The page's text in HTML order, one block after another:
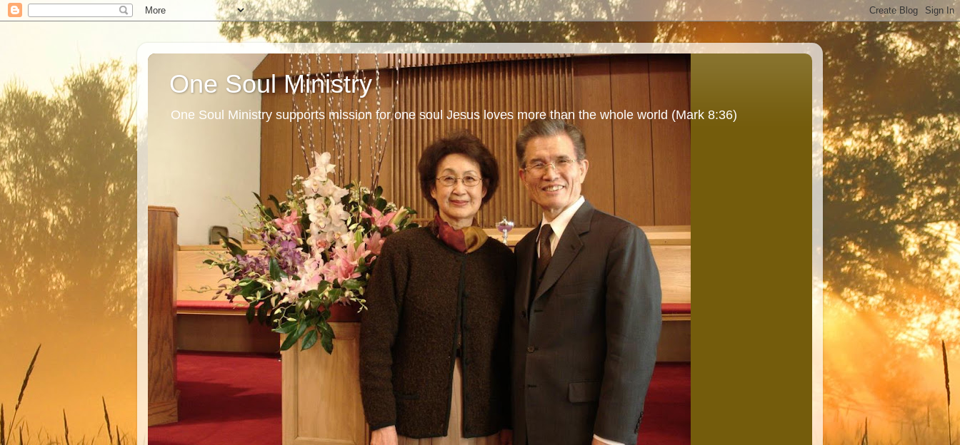
One Soul Ministry
One Soul Ministry supports mission for one soul Jesus loves more than the whole world (Mark 8:36)